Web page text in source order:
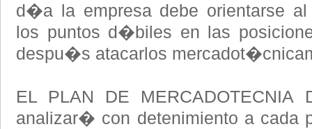
d�a la empresa debe orientarse al
los puntos d�biles en las
despu�s atacarlos
EL PLAN DE MERCADOTECNIA
analizar� con detenimiento a cada